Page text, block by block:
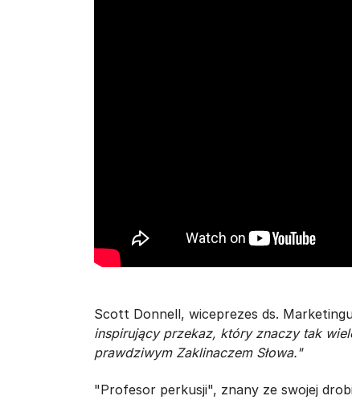
Scott Donnell, wiceprezes ds.
inspirujący przekaz, który znaczy tak
prawdziwym Zaklinaczem Słowa."
"Profesor perkusji", znany ze swojej